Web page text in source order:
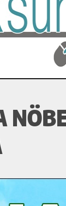
Sona Doğru.